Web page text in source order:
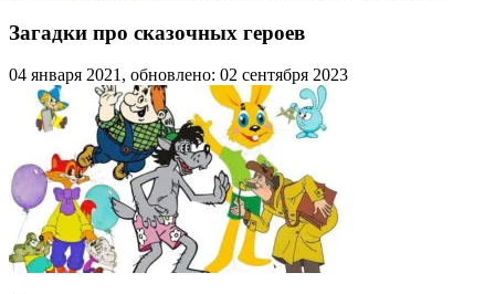
Загадки про сказочных героев
04 января 2021, обновлено: 02 сентября 2023